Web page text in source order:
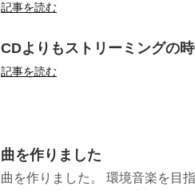
記事を読む
CDよりもストリーミングの
記事を読む
曲を作りました
曲を作りました。 環境音楽を目